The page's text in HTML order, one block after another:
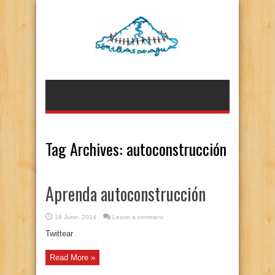
Tag Archives: autoconstrucción
Aprenda autoconstrucción
18 June, 2014 Leave a comment
Twittear
Read More »